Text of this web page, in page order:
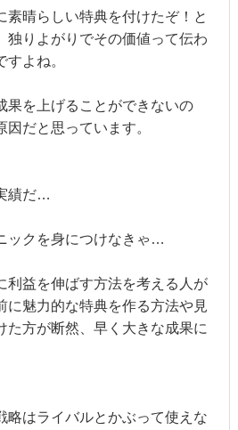
素晴らしい特典を付けたぞ！と
独りよがりでその価値って伝わ
よね。
果を上げることができないの
だと思っています。
績だ…
ックを身につけなきゃ…
利益を伸ばす方法を考える人が
に魅力的な特典を作る方法や見
た方が断然、早く大きな成果に
略はライバルとかぶって使えな